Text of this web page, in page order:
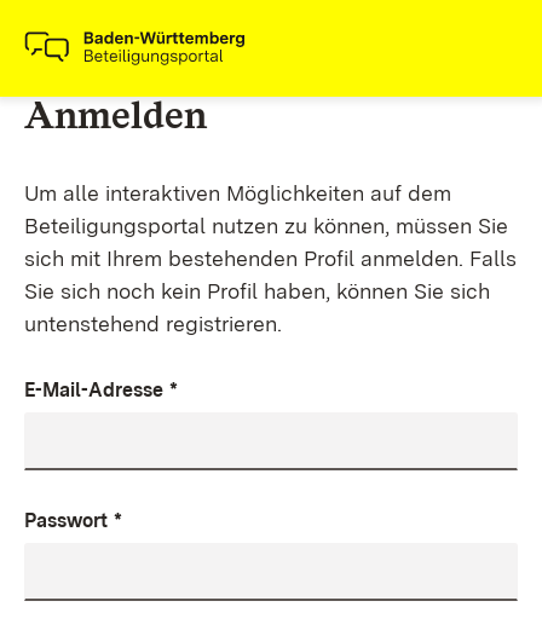
Anmelden
Um alle interaktiven Möglichkeiten auf dem
Beteiligungsportal nutzen zu können, müssen Sie
sich mit Ihrem bestehenden Profil anmelden. Falls
Sie sich noch kein Profil haben, können Sie sich
untenstehend registrieren.
E-Mail-Adresse *
Passwort *